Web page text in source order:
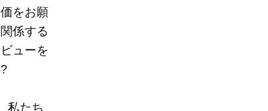
をお願
係する
ューを
私たち